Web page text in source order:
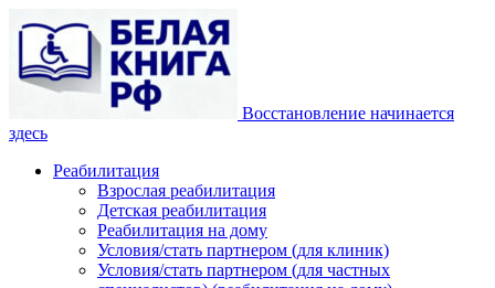
Восстановление начинается
здесь
Реабилитация
Взрослая реабилитация
Детская реабилитация
Реабилитация на дому
Условия/стать партнером (для клиник)
Условия/стать партнером (для частных